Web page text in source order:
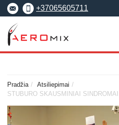
+37065605711
Apie Aeromix
Pradžia
Atsiliepimai
STUBURO SKAUSMINIAI